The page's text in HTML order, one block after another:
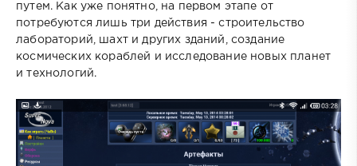
путем. Как уже понятно, на первом этапе от
потребуются лишь три действия - строительство
лабораторий, шахт и других зданий, создание
космических кораблей и исследование новых планет
и технологий.